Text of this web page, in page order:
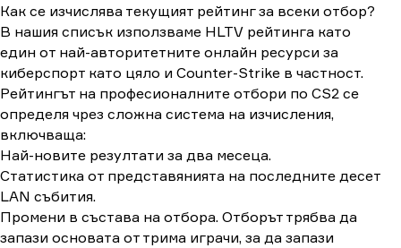
Как се изчислява текущият рейтинг за всеки отбор?
В нашия списък използваме HLTV рейтинга като
един от най-авторитетните онлайн ресурси за
киберспорт като цяло и Counter-Strike в частност.
Рейтингът на професионалните отбори по CS2 се
определя чрез сложна система на изчисления,
включваща:
Най-новите резултати за два месеца.
Статистика от представянията на последните десет
LAN събития.
Промени в състава на отбора. Отборът трябва да
запази основата от трима играчи, за да запази